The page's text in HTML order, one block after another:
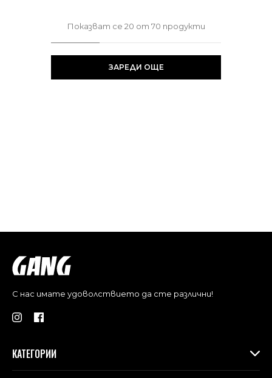
Показват се 20 от 70 продукти
ЗАРЕДИ ОЩЕ
С нас имате удоволствието да сте различни!
КАТЕГОРИИ